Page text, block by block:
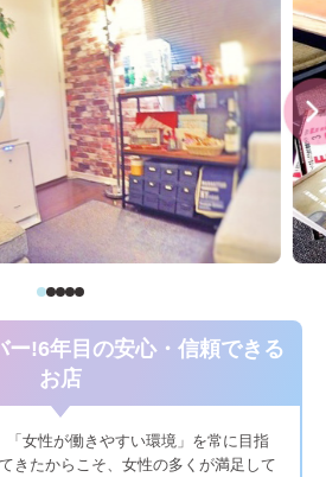
ー!6年目の安心・信頼できる
お店
「女性が働きやすい環境」を常に目指
きたからこそ、女性の多くが満足して